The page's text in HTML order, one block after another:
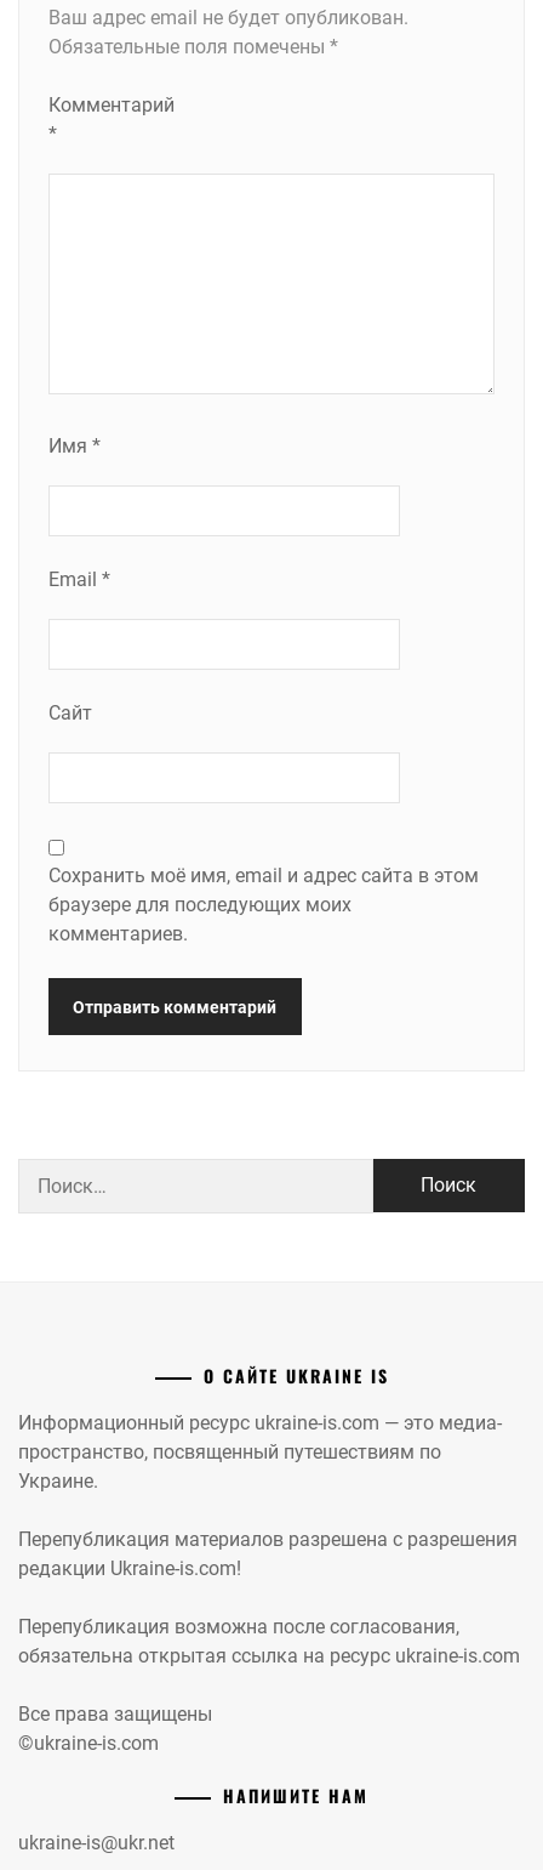
Ваш адрес email не будет опубликован.
Обязательные поля помечены *
Комментарий
*
Имя *
Email *
Сайт
Сохранить моё имя, email и адрес сайта в этом
браузере для последующих моих
комментариев.
О САЙТЕ UKRAINE IS
Информационный ресурс ukraine-is.com — это медиа-
пространство, посвященный путешествиям по
Украине.
Перепубликация материалов разрешена с разрешения
редакции Ukraine-is.com!
Перепубликация возможна после согласования,
обязательна открытая ссылка на ресурс ukraine-is.com
Все права защищены
©ukraine-is.com
НАПИШИТЕ НАМ
ukraine-is@ukr.net